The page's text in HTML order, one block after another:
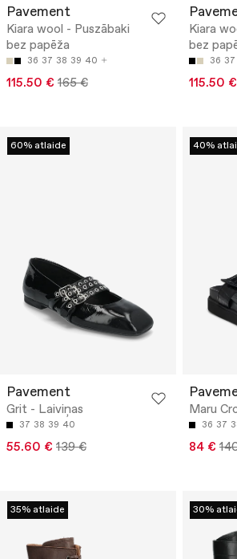
Pavement
Kiara wool - Puszābaki
bez papēža
36 37 38 39 40
115.50 € 165 €
Kiara
bez
36 37
115.50 €
60% atlaide
Pavement
Grit - Laiviņas
37 38 39 40
55.60 € 139 €
40%
Maru
36 37
84 €
35% atlaide 30%